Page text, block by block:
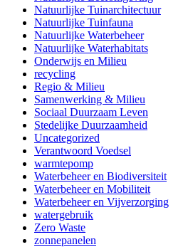
Natuurlijke Tuinarchitectuur
Natuurlijke Tuinfauna
Natuurlijke Waterbeheer
Natuurlijke Waterhabitats
Onderwijs en Milieu
recycling
Regio & Milieu
Samenwerking & Milieu
Sociaal Duurzaam Leven
Stedelijke Duurzaamheid
Uncategorized
Verantwoord Voedsel
warmtepomp
Waterbeheer en Biodiversiteit
Waterbeheer en Mobiliteit
Waterbeheer en Vijverzorging
watergebruik
Zero Waste
zonnepanelen